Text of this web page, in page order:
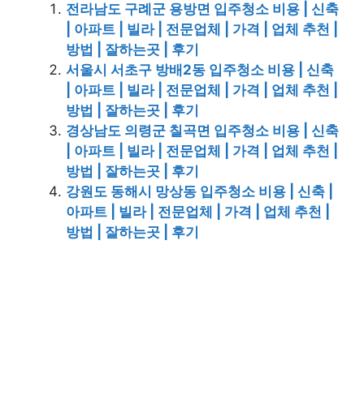
전라남도 구례군 용방면 입주청소 비용 | 신축
| 아파트 | 빌라 | 전문업체 | 가격 | 업체 추천 |
방법 | 잘하는곳 | 후기
서울시 서초구 방배2동 입주청소 비용 | 신축
| 아파트 | 빌라 | 전문업체 | 가격 | 업체 추천 |
방법 | 잘하는곳 | 후기
경상남도 의령군 칠곡면 입주청소 비용 | 신축
| 아파트 | 빌라 | 전문업체 | 가격 | 업체 추천 |
방법 | 잘하는곳 | 후기
강원도 동해시 망상동 입주청소 비용 | 신축 |
아파트 | 빌라 | 전문업체 | 가격 | 업체 추천 |
방법 | 잘하는곳 | 후기